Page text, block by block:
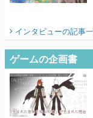
インタビューの記事
ゲームの企画書